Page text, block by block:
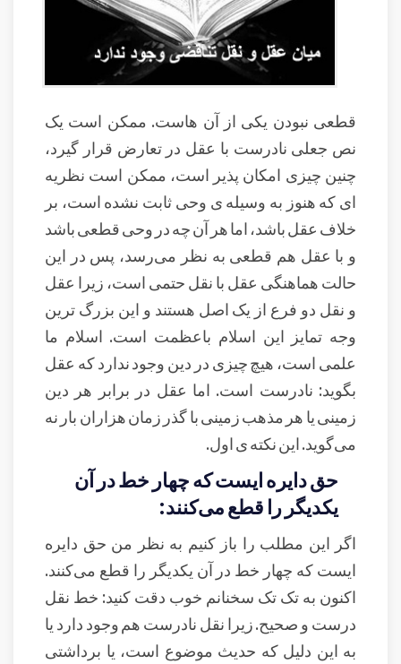
قطعی نبودن یکی از آن هاست. ممکن است یک
نص جعلی نادرست با عقل در تعارض قرار گیرد،
چنین چیزی امکان پذیر است، ممکن است نظریه
ای که هنوز به وسیله ی وحی ثابت نشده است، بر
خلاف عقل باشد، اما هر آن چه در وحی قطعی باشد
و با عقل هم قطعی به نظر می‌رسد، پس در این
حالت هماهنگی عقل با نقل حتمی است، زیرا عقل
و نقل دو فرع از یک اصل هستند و این بزرگ ترین
وجه تمایز این اسلام باعظمت است. اسلام ما
علمی است، هیچ چیزی در دین وجود ندارد که عقل
بگوید: نادرست است. اما عقل در برابر هر دین
زمینی یا هر مذهب زمینی با گذر زمان هزاران بار نه
می‌گوید. این نکته ی اول.
حق دایره ایست که چهار خط در آن
یکدیگر را قطع می‌کنند:
اگر این مطلب را باز کنیم به نظر من حق دایره
ایست که چهار خط در آن یکدیگر را قطع می‌کنند.
اکنون به تک تک سخنانم خوب دقت کنید: خط نقل
درست و صحیح. زیرا نقل نادرست هم وجود دارد یا
به این دلیل که حدیث موضوع است، یا برداشتی